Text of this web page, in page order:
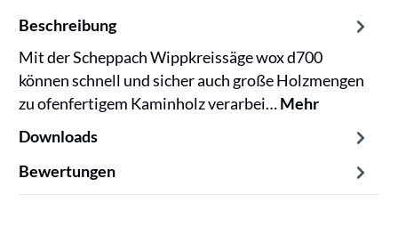
Beschreibung
Mit der Scheppach Wippkreissäge wox d700
können schnell und sicher auch große Holzmengen
zu ofenfertigem Kaminholz verarbei…Mehr
Downloads
Bewertungen